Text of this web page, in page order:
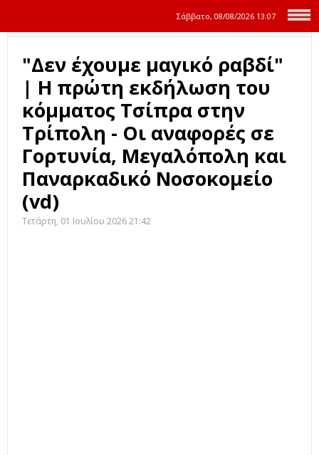
Σάββατο, 08/08/2026 13:07
"Δεν έχουμε μαγικό ραβδί"
| Η πρώτη εκδήλωση του
κόμματος Τσίπρα στην
Τρίπολη - Οι αναφορές σε
Γορτυνία, Μεγαλόπολη και
Παναρκαδικό Νοσοκομείο
(vd)
Τετάρτη, 01 Ιουλίου 2026 21:42